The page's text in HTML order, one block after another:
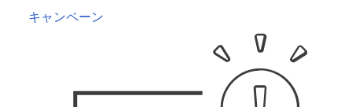
キャンペーン